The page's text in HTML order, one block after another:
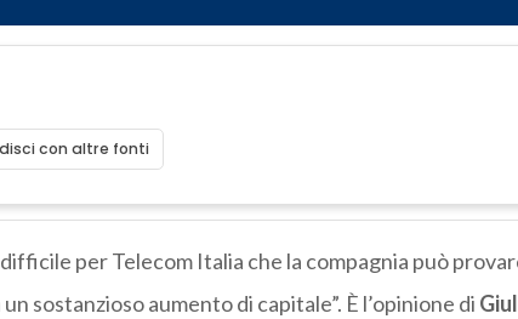
con altre fonti
per Telecom Italia che la compagnia può
sostanzioso aumento di capitale”. È l’opinione di